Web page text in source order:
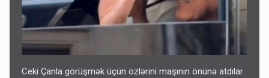
Ceki Çanla görüşmək üçün özlərini maşının önünə atdılar